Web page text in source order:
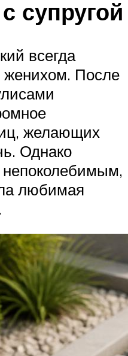
супругой
всегда
После
желающих
Однако
любимая